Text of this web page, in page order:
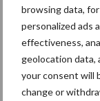
browsing data,
personalized ads
effectiveness,
geolocation data,
your consent will
change or